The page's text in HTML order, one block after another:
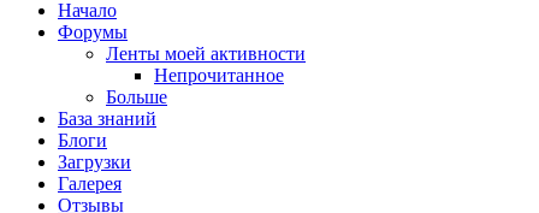
Начало
Форумы
Ленты моей активности
Непрочитанное
Больше
База знаний
Блоги
Загрузки
Галерея
Отзывы